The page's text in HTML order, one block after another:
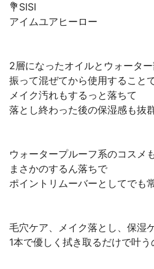
💐SISI
アイムユアヒーロー
2層になったオイルとウォータ
振って混ぜてから使用すること
メイク汚れもするっと落ちて
落とし終わった後の保湿感も抜
ウォータープルーフ系のコスメ
まさかのするん落ちで
ポイントリムーバーとしてでも
毛穴ケア、メイク落とし、保湿
1本で優しく拭き取るだけで叶う